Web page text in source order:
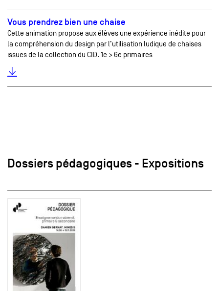
Vous prendrez bien une chaise
Cette animation propose aux élèves une expérience inédite pour
la compréhension du design par l’utilisation ludique de chaises
issues de la collection du CID. 1e > 6e primaires
Dossiers pédagogiques - Expositions